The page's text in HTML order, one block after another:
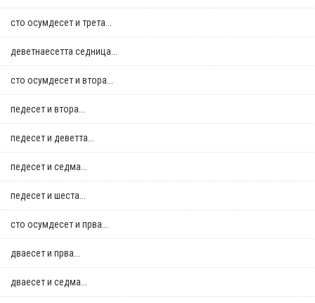
сто осумдесет и трета...
деветнаесетта седница...
сто осумдесет и втора...
педесет и втора...
педесет и деветта...
педесет и седма...
педесет и шеста...
сто осумдесет и прва...
дваесет и прва...
дваесет и седма...